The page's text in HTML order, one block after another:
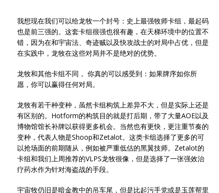
我想现在我们可以给龙牧一个封号：史上最强牧师卡组，最起码
也是前三强的。这套卡组很强也很有趣，在天梯环境中的位置不
错，因为在和宇宙法、奇迹贼以及快攻战士的对局中占优，但是
在实践中，龙牧在这些对局并不是绝对的优势。
龙牧和其他卡组不同， 你真的可以感受到：如果牌序如你所
愿，你可以赢得任何对局。
龙牧有若干种变种，虽然卡组构筑上差异不大，但是实际上还是
有区别的。Hotform的构筑目的就是打后期，带了大量AOE以及
博物馆馆长补牌以获得更多机会。当然也有更快，更注重节奏的
变种，代表人物是Shoop和Zetalot。这类卡组选择了更多的可
以抢场面的前期随从，例如被严重低估的黑翼技师。Zetalot的
卡组和我们上周推荐的VLPS龙牧很像，但是选择了一张强效治
疗药水作为针对海盗战的手段。
宇宙牧仍旧是暗金教中的吊车尾，但是比起污手党或是玉莲帮里